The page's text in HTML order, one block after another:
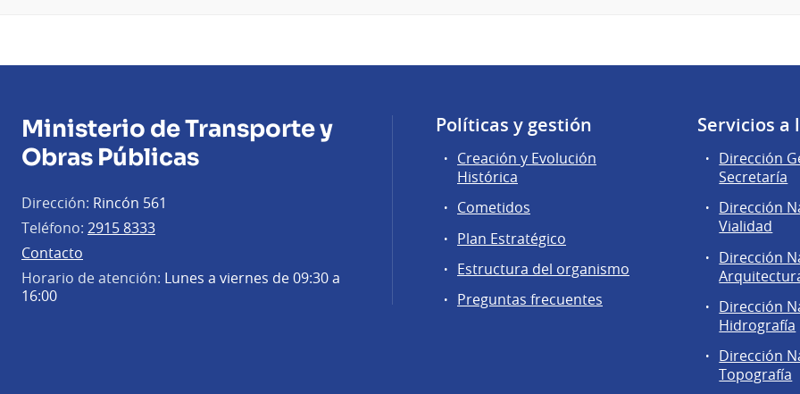
Ministerio de Transporte y
Obras Públicas
Dirección: Rincón 561
Teléfono: 2915 8333
Contacto
Horario de atención: Lunes a viernes de 09:30 a
16:00
Políticas y gestión
Creación y Evolución
Histórica
Cometidos
Plan Estratégico
Estructura del organismo
Preguntas frecuentes
Servicios a
Dirección
Secretaría
Dirección
Vialidad
Dirección
Dirección
Hidrografía
Dirección
Topografía